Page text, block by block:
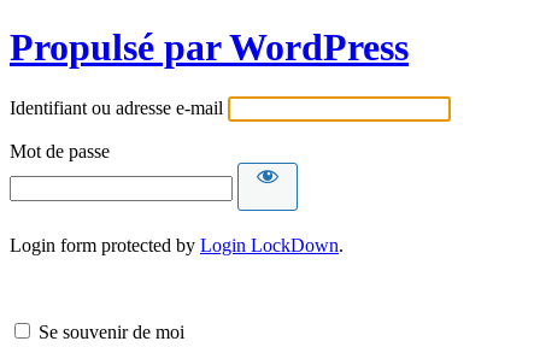
Propulsé par WordPress
Identifiant ou adresse e-mail
Mot de passe
Login form protected by Login LockDown.
Se souvenir de moi